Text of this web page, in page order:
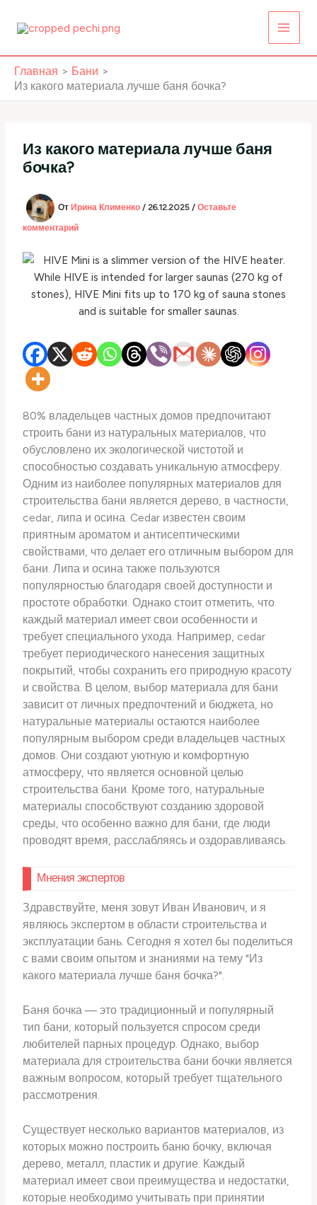
Главная
Бани
Из какого материала лучше баня бочка?
Из какого материала лучше баня
бочка?
От Ирина Клименко/26.12.2025/Оставьте
комментарий
80% владельцев частных домов предпочитают
строить бани из натуральных материалов, что
обусловлено их экологической чистотой и
способностью создавать уникальную атмосферу.
Одним из наиболее популярных материалов для
строительства бани является дерево, в частности,
cedar, липа и осина. Cedar известен своим
приятным ароматом и антисептическими
свойствами, что делает его отличным выбором для
бани. Липа и осина также пользуются
популярностью благодаря своей доступности и
простоте обработки. Однако стоит отметить, что
каждый материал имеет свои особенности и
требует специального ухода. Например, cedar
требует периодического нанесения защитных
покрытий, чтобы сохранить его природную красоту
и свойства. В целом, выбор материала для бани
зависит от личных предпочтений и бюджета, но
натуральные материалы остаются наиболее
популярным выбором среди владельцев частных
домов. Они создают уютную и комфортную
атмосферу, что является основной целью
строительства бани. Кроме того, натуральные
материалы способствуют созданию здоровой
среды, что особенно важно для бани, где люди
проводят время, расслабляясь и оздоравливаясь.
Мнения экспертов
Здравствуйте, меня зовут Иван Иванович, и я
являюсь экспертом в области строительства и
эксплуатации бань. Сегодня я хотел бы поделиться
с вами своим опытом и знаниями на тему "Из
какого материала лучше баня бочка?".
Баня бочка — это традиционный и популярный
тип бани, который пользуется спросом среди
любителей парных процедур. Однако, выбор
материала для строительства бани бочки является
важным вопросом, который требует тщательного
рассмотрения.
Существует несколько вариантов материалов, из
которых можно построить баню бочку, включая
дерево, металл, пластик и другие. Каждый
материал имеет свои преимущества и недостатки,
которые необходимо учитывать при принятии